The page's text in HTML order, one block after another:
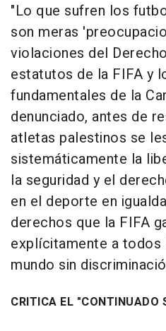
"Lo que sufren los
son meras
violaciones del
estatutos de la FIFA y
fundamentales de la
denunciado, antes de
atletas palestinos se
sistemáticamente la
la seguridad y el
en el deporte en
derechos que la FIFA
explícitamente a todos
mundo sin
CRITICA EL "CONTINUADO